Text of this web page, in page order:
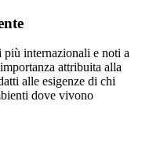
più internazionali e noti a
attribuita alla
alle esigenze di chi
dove vivono